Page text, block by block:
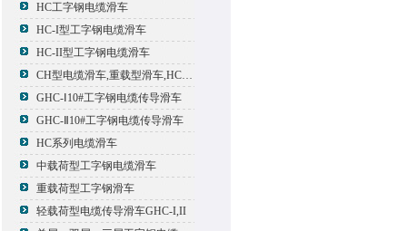
HC工字钢电缆滑车
HC-I型工字钢电缆滑车
HC-II型工字钢电缆滑车
CH型电缆滑车,重载型滑车,HC型滑车
GHC-Ⅰ10#工字钢电缆传导滑车
GHC-Ⅱ10#工字钢电缆传导滑车
HC系列电缆滑车
中载荷型工字钢电缆滑车
重载荷型工字钢滑车
轻载荷型电缆传导滑车GHC-I,II